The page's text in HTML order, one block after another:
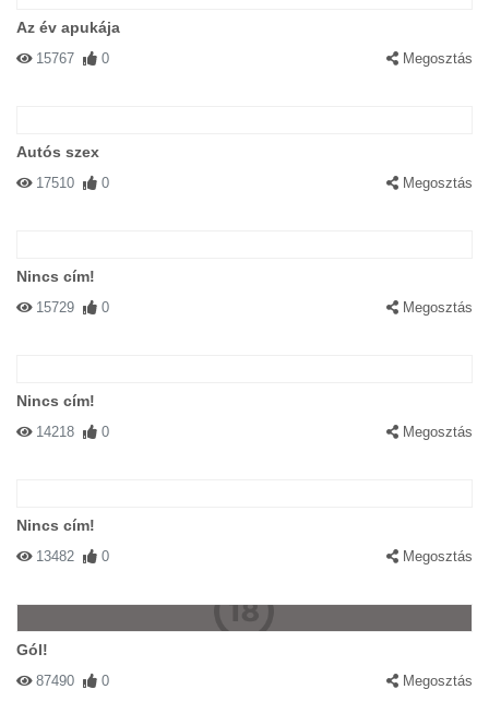
Az év apukája
15767 0 Megosztás
Autós szex
17510 0 Megosztás
Nincs cím!
15729 0 Megosztás
Nincs cím!
14218 0 Megosztás
Nincs cím!
13482 0 Megosztás
Gól!
87490 0 Megosztás